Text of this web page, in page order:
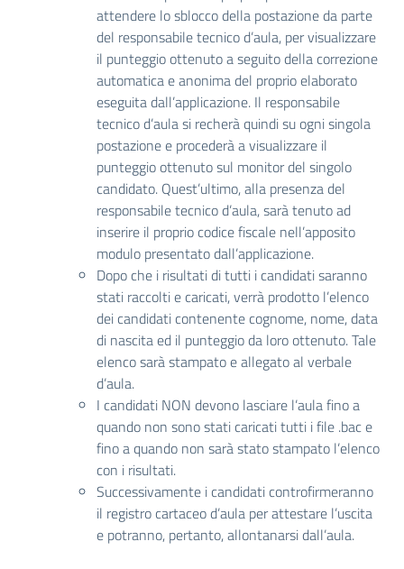
attendere lo sblocco della postazione da parte
del responsabile tecnico d’aula, per visualizzare
il punteggio ottenuto a seguito della correzione
automatica e anonima del proprio elaborato
eseguita dall’applicazione. Il responsabile
tecnico d’aula si recherà quindi su ogni singola
postazione e procederà a visualizzare il
punteggio ottenuto sul monitor del singolo
candidato. Quest’ultimo, alla presenza del
responsabile tecnico d’aula, sarà tenuto ad
inserire il proprio codice fiscale nell’apposito
modulo presentato dall’applicazione.
Dopo che i risultati di tutti i candidati saranno
stati raccolti e caricati, verrà prodotto l’elenco
dei candidati contenente cognome, nome, data
di nascita ed il punteggio da loro ottenuto. Tale
elenco sarà stampato e allegato al verbale
d’aula.
I candidati NON devono lasciare l’aula fino a
quando non sono stati caricati tutti i file .bac e
fino a quando non sarà stato stampato l’elenco
con i risultati.
Successivamente i candidati controfirmeranno
il registro cartaceo d’aula per attestare l’uscita
e potranno, pertanto, allontanarsi dall’aula.